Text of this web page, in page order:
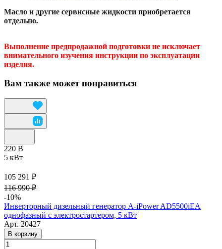
Масло и другие сервисные жидкости приобретается
отдельно.
Выполнение предпродажной подготовки не исключает
внимательного изучения инструкции по эксплуатации
изделия.
Вам также может понравиться
220 В
5 кВт
105 291 ₽
116 990 ₽
-10%
Инверторный дизельный генератор A-iPower AD5500iEA
однофазный с электростартером, 5 кВт
Арт. 20427
В корзину